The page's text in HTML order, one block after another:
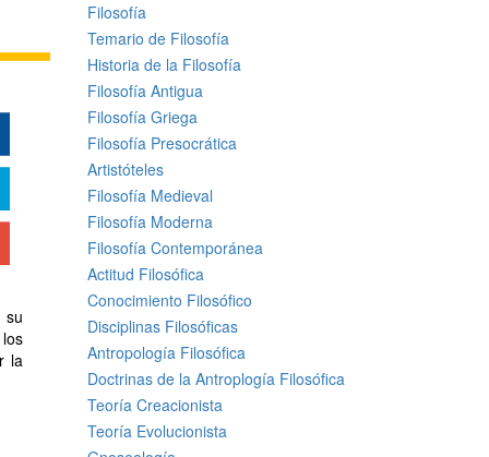
su
la
Filosofía
Temario de Filosofía
Historia de la Filosofía
Filosofía Antigua
Filosofía Griega
Filosofía Presocrática
Artistóteles
Filosofía Medieval
Filosofía Moderna
Filosofía Contemporánea
Actitud Filosófica
Conocimiento Filosófico
Disciplinas Filosóficas
Antropología Filosófica
Doctrinas de la Antroplogía Filosófica
Teoría Creacionista
Teoría Evolucionista